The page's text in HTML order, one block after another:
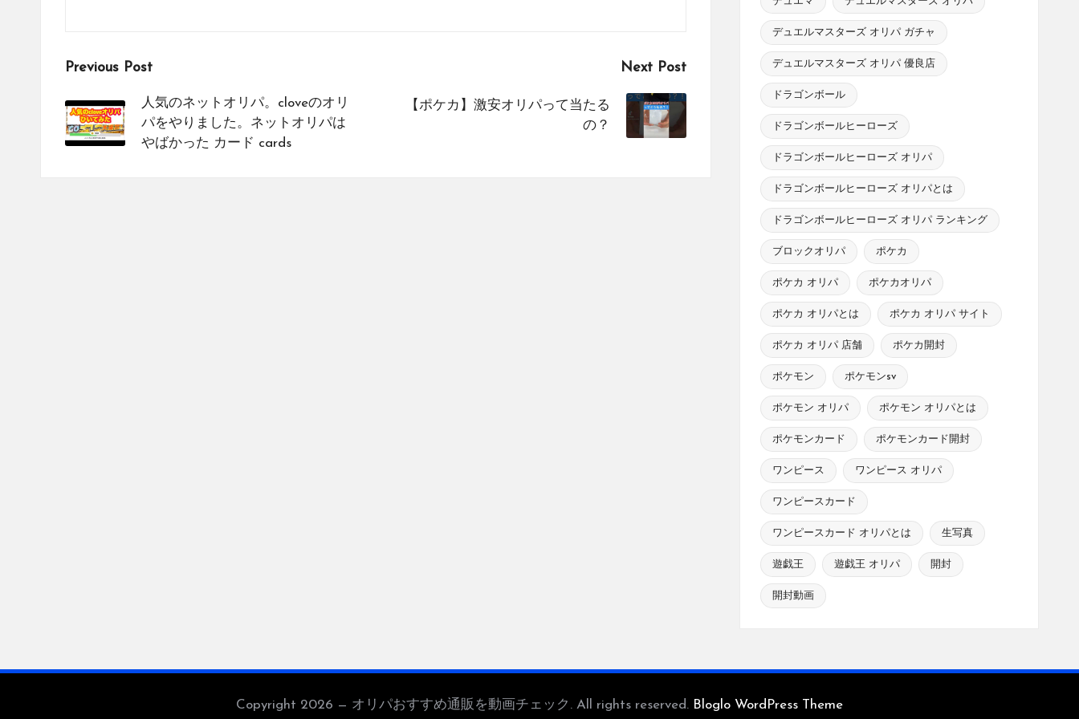
Post
navigation
Previous Post
人気のネットオリパ。cloveのオリ
パをやりました。ネットオリパは
やばかった カード cards
Next Post
【ポケカ】激安オリパって当たる
の？
デュエルマスターズ オリパ ガチャ
デュエルマスターズ オリパ 優良店
ドラゴンボール
ドラゴンボールヒーローズ
ドラゴンボールヒーローズ オリパ
ドラゴンボールヒーローズ オリパとは
ドラゴンボールヒーローズ オリパ ランキング
ブロックオリパ ポケカ
ポケカ オリパ ポケカオリパ
ポケカ オリパとは ポケカ オリパ サイト
ポケカ オリパ 店舗 ポケカ開封
ポケモン ポケモンsv
ポケモン オリパ ポケモン オリパとは
ポケモンカード ポケモンカード開封
ワンピース ワンピース オリパ
ワンピースカード
ワンピースカード オリパとは 生写真
遊戯王 遊戯王 オリパ 開封
開封動画
Copyright 2026 — オリパおすすめ通販を動画チェック. All rights reserved. Bloglo WordPress Theme